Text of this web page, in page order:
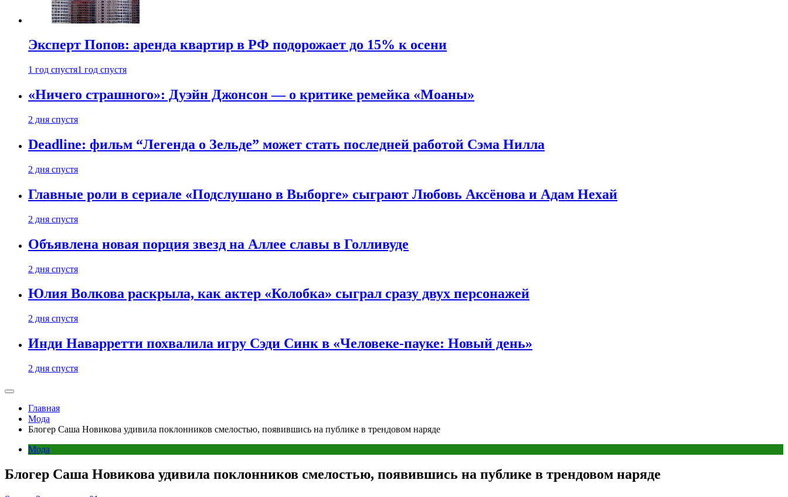
Эксперт Попов: аренда квартир в РФ подорожает до 15% к осени
1 год спустя1 год спустя
«Ничего страшного»: Дуэйн Джонсон — о критике ремейка «Моаны»
2 дня спустя
Deadline: фильм “Легенда о Зельде” может стать последней работой Сэма Нилла
2 дня спустя
Главные роли в сериале «Подслушано в Выборге» сыграют Любовь Аксёнова и Адам Нехай
2 дня спустя
Объявлена новая порция звезд на Аллее славы в Голливуде
2 дня спустя
Юлия Волкова раскрыла, как актер «Колобка» сыграл сразу двух персонажей
2 дня спустя
Инди Наварретти похвалила игру Сэди Синк в «Человеке-пауке: Новый день»
2 дня спустя
Главная
Мода
Блогер Саша Новикова удивила поклонников смелостью, появившись на публике в трендовом наряде
Мода
Блогер Саша Новикова удивила поклонников смелостью, появившись на публике в трендовом наряде